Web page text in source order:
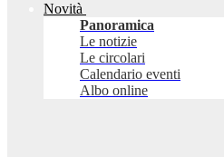
Novità
Panoramica
Le notizie
Le circolari
Calendario eventi
Albo online